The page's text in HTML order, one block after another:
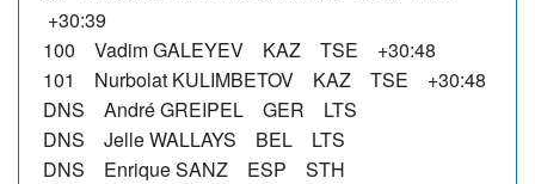
+30:39
100 Vadim GALEYEV KAZ TSE +30:48
101 Nurbolat KULIMBETOV KAZ TSE +30:48
DNS André GREIPEL GER LTS
DNS Jelle WALLAYS BEL LTS
DNS Enrique SANZ ESP STH